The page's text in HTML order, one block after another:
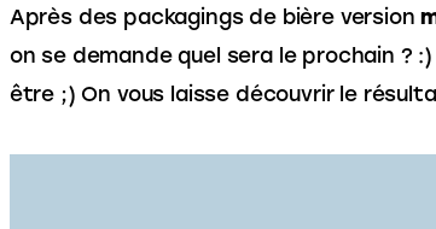
Après des packagings de bière version
on se demande quel sera le prochain ?
être ;) On vous laisse découvrir le